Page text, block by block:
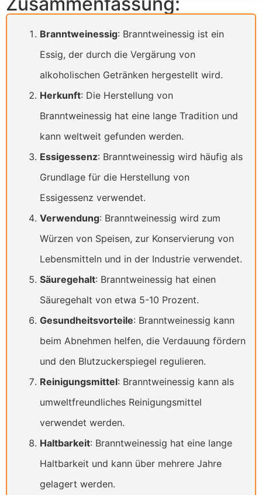
Branntweinessig: Branntweinessig ist ein
Essig, der durch die Vergärung von
alkoholischen Getränken hergestellt wird.
Herkunft: Die Herstellung von
Branntweinessig hat eine lange Tradition und
kann weltweit gefunden werden.
Essigessenz: Branntweinessig wird häufig als
Grundlage für die Herstellung von
Essigessenz verwendet.
Verwendung: Branntweinessig wird zum
Würzen von Speisen, zur Konservierung von
Lebensmitteln und in der Industrie verwendet.
Säuregehalt: Branntweinessig hat einen
Säuregehalt von etwa 5-10 Prozent.
Gesundheitsvorteile: Branntweinessig kann
beim Abnehmen helfen, die Verdauung fördern
und den Blutzuckerspiegel regulieren.
Reinigungsmittel: Branntweinessig kann als
umweltfreundliches Reinigungsmittel
verwendet werden.
Haltbarkeit: Branntweinessig hat eine lange
Haltbarkeit und kann über mehrere Jahre
gelagert werden.